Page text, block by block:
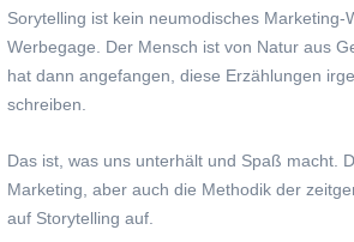
Sorytelling ist kein neumodisches Marketing-
Werbegage. Der Mensch ist von Natur aus
hat dann angefangen, diese Erzählungen
schreiben.
Das ist, was uns unterhält und Spaß macht.
Marketing, aber auch die Methodik der
auf Storytelling auf.